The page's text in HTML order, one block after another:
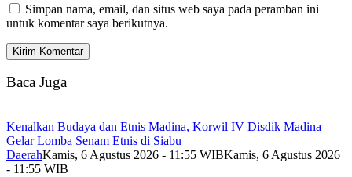
Simpan nama, email, dan situs web saya pada peramban ini
untuk komentar saya berikutnya.
Baca Juga
Kenalkan Budaya dan Etnis Madina, Korwil IV Disdik Madina
Gelar Lomba Senam Etnis di Siabu
DaerahKamis, 6 Agustus 2026 - 11:55 WIBKamis, 6 Agustus 2026
- 11:55 WIB